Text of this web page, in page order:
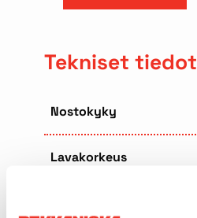
Tekniset tiedot
Nostokyky
Lavakorkeus